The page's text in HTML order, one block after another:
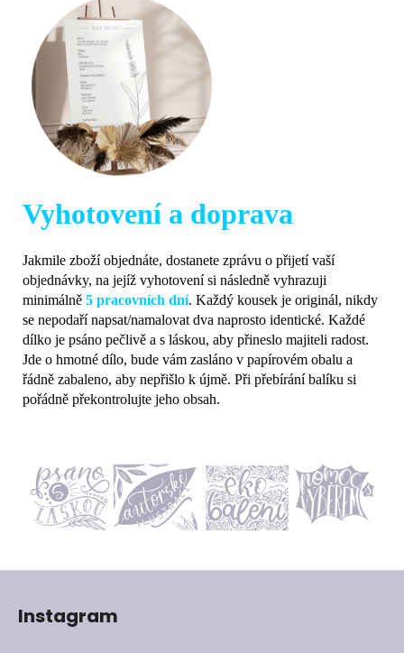
Vyhotovení a doprava
Jakmile zboží objednáte, dostanete zprávu o přijetí vaší
objednávky, na jejíž vyhotovení si následně vyhrazuji
minimálně 5 pracovních dní. Každý kousek je originál, nikdy
se nepodaří napsat/namalovat dva naprosto identické. Každé
dílko je psáno pečlivě a s láskou, aby přineslo majiteli radost.
Jde o hmotné dílo, bude vám zasláno v papírovém obalu a
řádně zabaleno, aby nepřišlo k újmě. Při přebírání balíku si
pořádně překontrolujte jeho obsah.
Instagram